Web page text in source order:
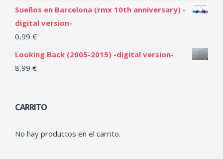
Sueños en Barcelona (rmx 10th anniversary) -
digital version-
0,99 €
Looking Back (2005-2015) -digital version-
8,99 €
CARRITO
No hay productos en el carrito.